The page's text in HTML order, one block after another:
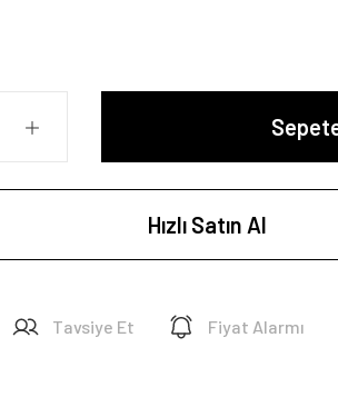
Hızlı Satın Al
Tavsiye Et Fiyat Alarmı